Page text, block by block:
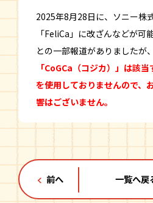
2025年8月28日に、ソニー株
「FeliCa」に改ざんなどが可
との一部報道がありましたが、
「CoGCa（コジカ）」は該当
を使用しておりませんので、
響はございません。
前へ 一覧へ戻